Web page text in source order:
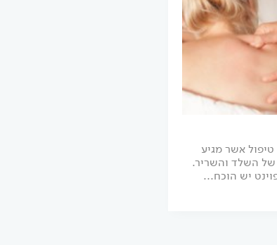
טיפול אשר מגיע
השלד והשריר.
יש הוכח...